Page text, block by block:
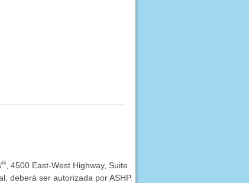
®
, 4500 East-West Highway, Suite
deberá ser autorizada por ASHP.